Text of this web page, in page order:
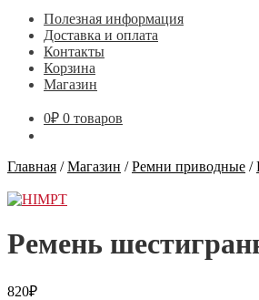
Полезная информация
Доставка и оплата
Контакты
Корзина
Магазин
0₽ 0 товаров
Главная /Магазин /Ремни приводные /
Ремень
820₽